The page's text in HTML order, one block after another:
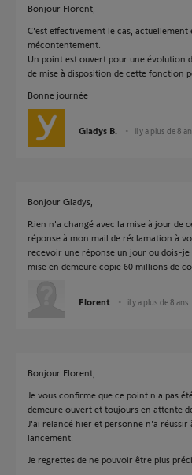
Bonjour Florent,
C'est effectivement le cas,
mécontentement.
Un point est ouvert pour une évolution
de mise à disposition de cette fonction
Bonne journée
Gladys B. il y a plus de 8
Bonjour Gladys,
Rien n'a changé avec la mise à jour de
réponse à mon mail de réclamation à
recevoir une réponse un jour ou dois-
mise en demeure copie 60 millions de
Florent il y a plus de 8 ans
Bonjour Florent,
Je vous confirme que ce point n'a pas
demeure ouvert et toujours en attente
J'ai relancé hier et personne n'a réussir
lancement.
Je regrettes de ne pouvoir être plus